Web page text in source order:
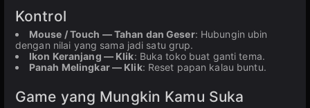
Kontrol
Mouse / Touch — Tahan dan Geser: Hubungin ubin
dengan nilai yang sama jadi satu grup.
Ikon Keranjang — Klik: Buka toko buat ganti tema.
Panah Melingkar — Klik: Reset papan kalau buntu.
Game yang Mungkin Kamu Suka